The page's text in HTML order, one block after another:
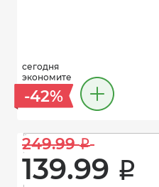
сегодня
экономите
-42%
249.99 i
139.99 i